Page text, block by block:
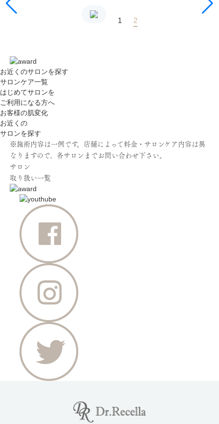
1 2
お近くのサロンを探す
サロンケア一覧
はじめてサロンを
ご利用になる方へ
お客様の肌変化
お近くの
サロンを探す
※施術内容は一例です。店舗によって料金・サロンケア内容は異
なりますので、各サロンまでお問い合わせ下さい。
サロン
取り扱い一覧